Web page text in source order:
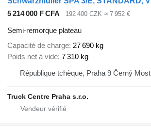
5 214 000 F CFA 192 400 CZK ≈ 7 952 €
Semi-remorque plateau
Capacité de charge 27 690 kg
Poids net à vide 7 310 kg
République tchèque, Praha 9 Černý Most
Truck Centre Praha s.r.o.